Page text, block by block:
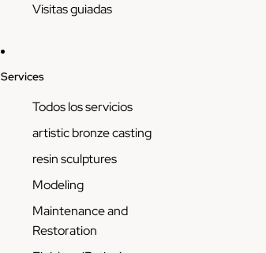
Visitas guiadas
Services
Todos los servicios
artistic bronze casting
resin sculptures
Modeling
Maintenance and
Restoration